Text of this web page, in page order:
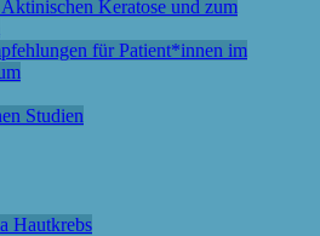
Keratose und zum
für Patient*innen im
Studien
Hautkrebs